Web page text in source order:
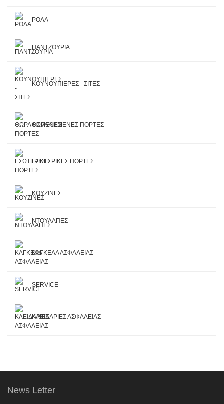
ΡΟΛΑ
ΠΑΝΤΖΟΥΡΙΑ
ΚΟΥΝΟΥΠΙΕΡΕΣ - ΣΙΤΕΣ
ΘΩΡΑΚΙΣΜΕΝΕΣ ΠΟΡΤΕΣ
ΕΣΩΤΕΡΙΚΕΣ ΠΟΡΤΕΣ
ΚΟΥΖΙΝΕΣ
ΝΤΟΥΛΑΠΕΣ
ΚΑΓΚΕΛΑ ΑΣΦΑΛΕΙΑΣ
SERVICE
ΚΛΕΙΔΑΡΙΕΣ ΑΣΦΑΛΕΙΑΣ
News Letter